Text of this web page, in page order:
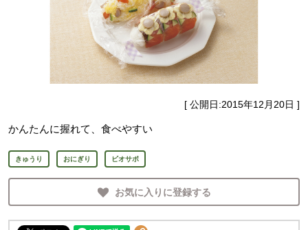
[ 公開日:2015年12月20日 ]
かんたんに握れて、食べやすい
きゅうり おにぎり ビオサポ
お気に入りに登録する